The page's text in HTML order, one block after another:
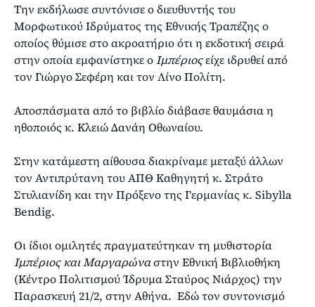
Την εκδήλωσε συντόνισε ο διευθυντής του
Μορφωτικού Ιδρύματος της Εθνικής Τραπέζης ο
οποίος θύμισε στο ακροατήριο ότι η εκδοτική σειρά
στην οποία εμφανίστηκε οΙμπέριοςείχε ιδρυθεί από
τον Γιώργο Σεφέρη και τον Λίνο Πολίτη.
Αποσπάσματα από το βιβλίο διάβασε θαυμάσια η
ηθοποιός κ. Κλειώ Δανάη Οθωναίου.
Στην κατάμεστη αίθουσα διακρίναμε μεταξύ άλλων
τον Αντιπρύτανη του ΑΠΘ Καθηγητή κ. Στράτο
Στυλιανίδη και την Πρόξενο της Γερμανίας κ. Sibylla
Bendig.
Οι ίδιοι ομιλητές πραγματεύτηκαν τη μυθιστορία
Ιμπέριος και Μαργαρώναστην Εθνική Βιβλιοθήκη
(Κέντρο Πολιτισμού Ίδρυμα Σταύρος Νιάρχος) την
Παρασκευή 21/2, στην Αθήνα. Εδώ τον συντονισμό